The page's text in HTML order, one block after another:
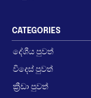
CATEGORIES
දේශීය පුවත්
විදෙස් පුවත්
ක්‍රීඩා පුවත්